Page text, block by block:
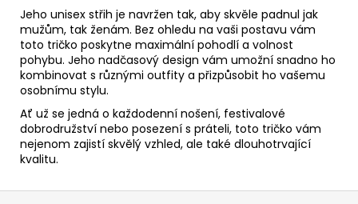
Jeho unisex střih je navržen tak, aby skvěle padnul jak
mužům, tak ženám. Bez ohledu na vaši postavu vám
toto tričko poskytne maximální pohodlí a volnost
pohybu. Jeho nadčasový design vám umožní snadno ho
kombinovat s různými outfity a přizpůsobit ho vašemu
osobnímu stylu.
Ať už se jedná o každodenní nošení, festivalové
dobrodružství nebo posezení s práteli, toto tričko vám
nejenom zajistí skvělý vzhled, ale také dlouhotrvající
kvalitu.